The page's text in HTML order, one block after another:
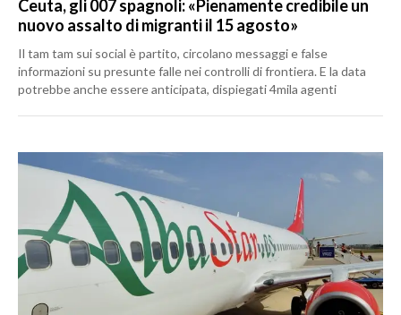
Ceuta, gli 007 spagnoli: «Pienamente credibile un
nuovo assalto di migranti il 15 agosto»
Il tam tam sui social è partito, circolano messaggi e false
informazioni su presunte falle nei controlli di frontiera. E la data
potrebbe anche essere anticipata, dispiegati 4mila agenti